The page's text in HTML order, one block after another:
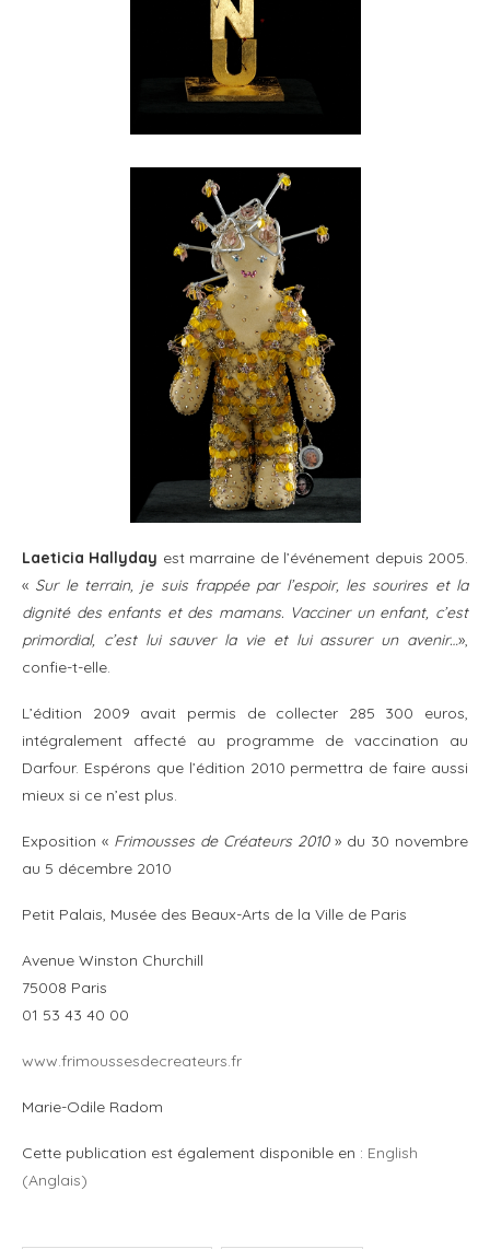
Laeticia Hallyday est marraine de l’événement depuis 2005.
« Sur le terrain, je suis frappée par l’espoir, les sourires et la
dignité des enfants et des mamans. Vacciner un enfant, c’est
primordial, c’est lui sauver la vie et lui assurer un avenir…»,
confie-t-elle.
L’édition 2009 avait permis de collecter 285 300 euros,
intégralement affecté au programme de vaccination au
Darfour. Espérons que l’édition 2010 permettra de faire aussi
mieux si ce n’est plus.
Exposition « Frimousses de Créateurs 2010» du 30 novembre
au 5 décembre 2010
Petit Palais, Musée des Beaux-Arts de la Ville de Paris
Avenue Winston Churchill
75008 Paris
01 53 43 40 00
www.frimoussesdecreateurs.fr
Marie-Odile Radom
Cette publication est également disponible en : English
(Anglais)